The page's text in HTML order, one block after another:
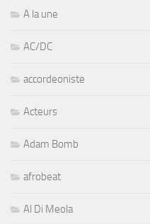
A la une
AC/DC
accordeoniste
Acteurs
Adam Bomb
afrobeat
Al Di Meola